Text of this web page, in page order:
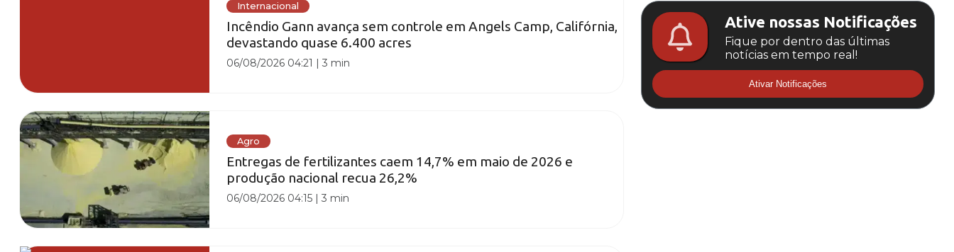
Internacional
Incêndio Gann avança sem controle em Angels Camp, Califórnia,
devastando quase 6.400 acres
06/08/2026 04:21 |3 min
Agro
Entregas de fertilizantes caem 14,7% em maio de 2026 e
produção nacional recua 26,2%
06/08/2026 04:15 |3 min
Ative nossas Notificações
Fique por dentro das últimas
notícias em tempo real!
Ativar Notificações